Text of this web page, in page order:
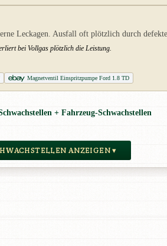
Leckagen. Ausfall oft plötzlich durch
bei Vollgas plötzlich die Leistung.
Magnetventil Einspritzpumpe Ford 1.8 TD
+ Fahrzeug-Schwachstellen
ANZEIGEN ▾